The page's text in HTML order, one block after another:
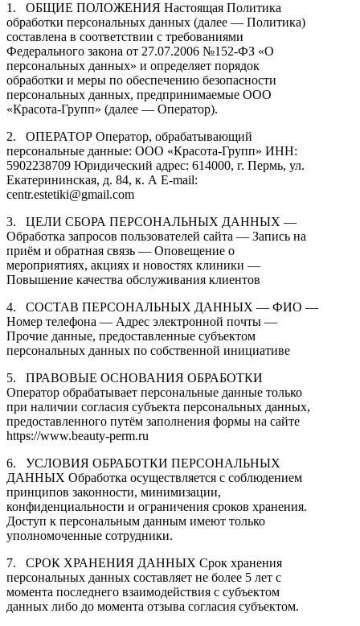
1.
ОБЩИЕ ПОЛОЖЕНИЯ Настоящая Политика
обработки персональных данных (далее — Политика)
составлена в соответствии с требованиями
Федерального закона от 27.07.2006 №152-ФЗ «О
персональных данных» и определяет порядок
обработки и меры по обеспечению безопасности
персональных данных, предпринимаемые ООО
«Красота-Групп» (далее — Оператор).
2.
ОПЕРАТОР Оператор, обрабатывающий
персональные данные: ООО «Красота-Групп» ИНН:
5902238709 Юридический адрес: 614000, г. Пермь, ул.
Екатерининская, д. 84, к. А E-mail:
centr.estetiki@gmail.com
3.
ЦЕЛИ СБОРА ПЕРСОНАЛЬНЫХ ДАННЫХ —
Обработка запросов пользователей сайта — Запись на
приём и обратная связь — Оповещение о
мероприятиях, акциях и новостях клиники —
Повышение качества обслуживания клиентов
4.
СОСТАВ ПЕРСОНАЛЬНЫХ ДАННЫХ — ФИО —
Номер телефона — Адрес электронной почты —
Прочие данные, предоставленные субъектом
персональных данных по собственной инициативе
5.
ПРАВОВЫЕ ОСНОВАНИЯ ОБРАБОТКИ
Оператор обрабатывает персональные данные только
при наличии согласия субъекта персональных данных,
предоставленного путём заполнения формы на сайте
https://www.beauty-perm.ru
6.
УСЛОВИЯ ОБРАБОТКИ ПЕРСОНАЛЬНЫХ
ДАННЫХ Обработка осуществляется с соблюдением
принципов законности, минимизации,
конфиденциальности и ограничения сроков хранения.
Доступ к персональным данным имеют только
уполномоченные сотрудники.
7.
СРОК ХРАНЕНИЯ ДАННЫХ Срок хранения
персональных данных составляет не более 5 лет с
момента последнего взаимодействия с субъектом
данных либо до момента отзыва согласия субъектом.